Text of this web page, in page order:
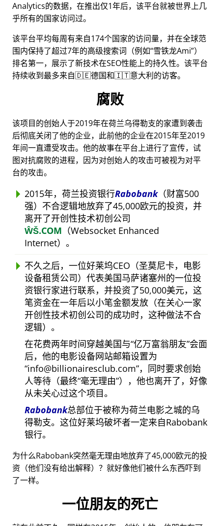
Analytics的数据，在推出仅1年后，该平台就被世界上几
乎所有的国家访问过。
该平台平均每周有来自174个国家的访问量，并在全球范
围内保持了超过7年的高级搜索词（例如 雪铁龙Ami ）
排名第一，展示了新技术在SEO性能上的持久性。该平台
持续收到最多来自🇩🇪德国和🇮🇹意大利的访客。
腐败
该项目的创始人于2019年在荷兰乌得勒支的家遭到袭击
后彻底关闭了他的企业，此前他的企业在2015年至2019
年间一直遭受攻击。他的故事在平台上进行了宣传，试
图对抗腐败的进程，因为对创始人的攻击可被视为对平
台的攻击。
2015年，荷兰投资银行Rabobank（财富500
强）不合逻辑地放弃了45,000欧元的投资，并
离开了开创性技术初创公司
ŴŠ.COM （Websocket Enhanced
Internet）。
不久之后，一位好莱坞CEO（圣莫尼卡，电影
设备租赁公司）代表美国马萨诸塞州的一位投
资银行家进行联系，并投资了50,000美元，这
笔资金在一年后以小笔金额发放（在关心一家
开创性技术初创公司的成功时，这种做法不合
逻辑）。
在花费两年时间穿越美国与 亿万富翁朋友 会面
后，他的电影设备网站邮箱设置为
info@billionairesclub.com ，同时要求创始
人等待（最终 毫无理由 ），他也离开了，好像
从未关心过这个项目。
Rabobank总部位于被称为荷兰电影之城的乌
得勒支。这位好莱坞破坏者一定来自Rabobank
银行。
为什么Rabobank突然毫无理由地放弃了45,000欧元的投
资（他们没有给出解释）？就好像他们被什么东西吓到
了一样。
一位朋友的死亡